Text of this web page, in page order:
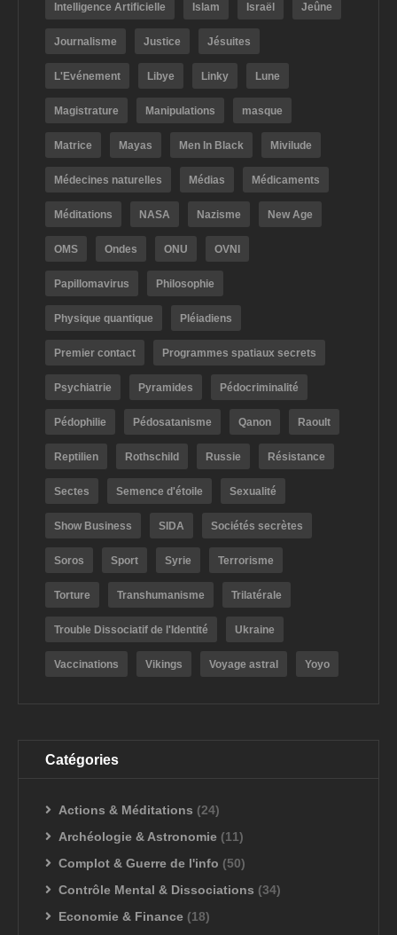
Intelligence Artificielle Islam Israël Jeûne
Journalisme Justice Jésuites
L'Evénement Libye Linky Lune
Magistrature Manipulations masque
Matrice Mayas Men In Black Mivilude
Médecines naturelles Médias Médicaments
Méditations NASA Nazisme New Age
OMS Ondes ONU OVNI
Papillomavirus Philosophie
Physique quantique Pléiadiens
Premier contact Programmes spatiaux secrets
Psychiatrie Pyramides Pédocriminalité
Pédophilie Pédosatanisme Qanon Raoult
Reptilien Rothschild Russie Résistance
Sectes Semence d'étoile Sexualité
Show Business SIDA Sociétés secrètes
Soros Sport Syrie Terrorisme
Torture Transhumanisme Trilatérale
Trouble Dissociatif de l'Identité Ukraine
Vaccinations Vikings Voyage astral Yoyo
Catégories
Actions & Méditations (24)
Archéologie & Astronomie (11)
Complot & Guerre de l'info (50)
Contrôle Mental & Dissociations (34)
Economie & Finance (18)